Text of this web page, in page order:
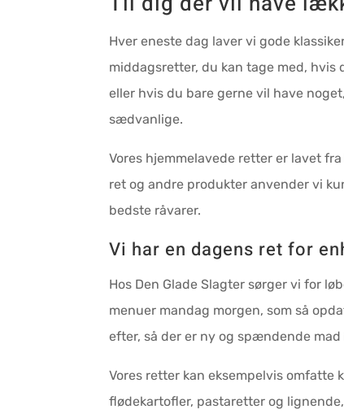
Hver eneste dag laver vi gode
middagsretter, du kan tage med, hvis
eller hvis du bare gerne vil have
sædvanlige.
​Vores hjemmelavede retter er lavet
ret og andre produkter anvender vi
bedste råvarer.
​Vi har en dagens ret for
Hos Den Glade Slagter sørger vi for
menuer mandag morgen, som så
efter, så der er ny og spændende
​Vores retter kan eksempelvis omfatte
flødekartofler, pastaretter og